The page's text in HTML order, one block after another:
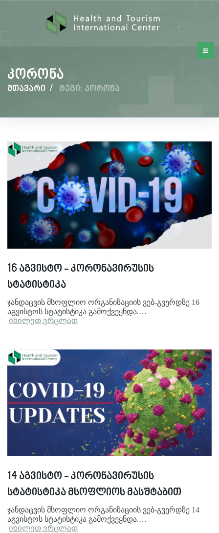
კორონა
მთავარი / ტეგი: კორონა
კორონა
16 აგვისტო - კორონავირუსის
სტატისტიკა
ჯანდაცვის მსოფლიო ორგანიზაციის ვებ-გვერდზე 16
აგვისტოს სტატისტიკა გამოქვეყნდა.…
იხილეთ ვრცლად
14 აგვისტო - კორონავირუსის
სტატისტიკა მსოფლიოს მასშტაბით
ჯანდაცვის მსოფლიო ორგანიზაციის ვებ-გვერდზე 14
აგვისტოს სტატისტიკა გამოქვეყნდა.…
იხილეთ ვრცლად